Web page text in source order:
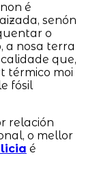
é
senón
o
a nosa terra
que,
térmico moi
fósil
relación
o mellor
é